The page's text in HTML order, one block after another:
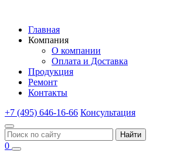
Главная
Компания
О компании
Оплата и Доставка
Продукция
Ремонт
Контакты
+7 (495) 646-16-66 Консультация
Найти
0